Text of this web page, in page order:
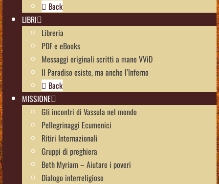
Back
LIBRI
Libreria
PDF e eBooks
Messaggi originali scritti a mano VViD
Il Paradiso esiste, ma anche l’Inferno
Back
MISSIONE
Gli incontri di Vassula nel mondo
Pellegrinaggi Ecumenici
Ritiri Internazionali
Gruppi di preghiera
Beth Myriam – Aiutare i poveri
Dialogo interreligioso